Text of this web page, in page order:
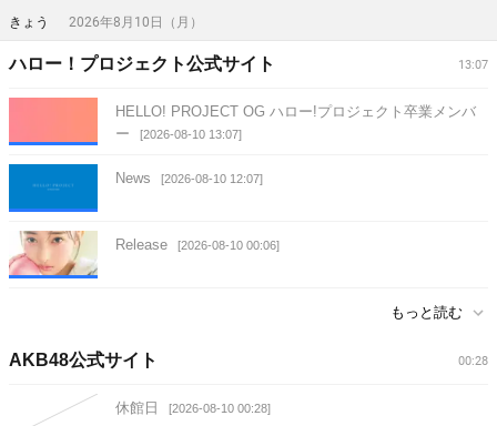
きょう 2026年8月10日（月）
13:07
ハロー！プロジェクト公式サイト
HELLO! PROJECT OG ハロー!プロジェクト卒業メンバ
ー
[2026-08-10 13:07]
News [2026-08-10 12:07]
Release [2026-08-10 00:06]
もっと読む
00:28
AKB48公式サイト
休館日 [2026-08-10 00:28]